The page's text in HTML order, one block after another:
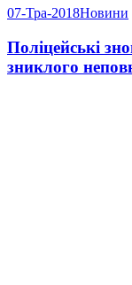
07-Тра-2018Новини
Поліцейські
зниклого